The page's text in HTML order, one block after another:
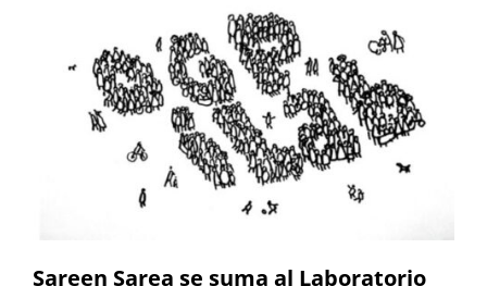
Sareen Sarea se suma al Laboratorio